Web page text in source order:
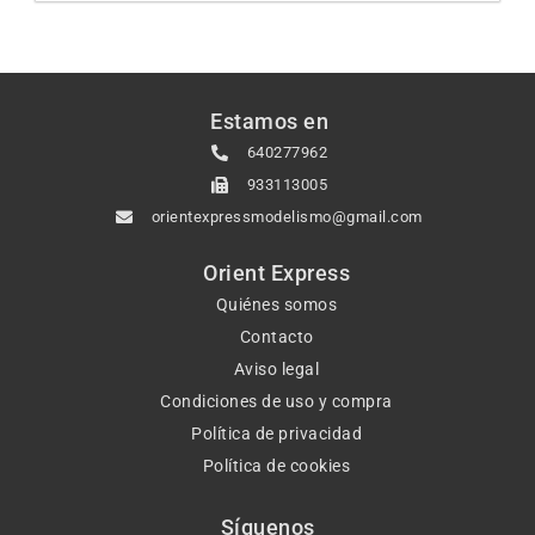
Estamos en
640277962
933113005
orientexpressmodelismo@gmail.com
Orient Express
Quiénes somos
Contacto
Aviso legal
Condiciones de uso y compra
Política de privacidad
Política de cookies
Síguenos